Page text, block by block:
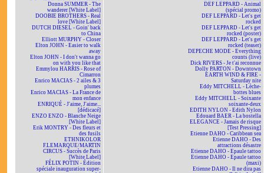
Donna SUMMER - The
wanderer [White Label]
DOOBIE BROTHERS - Real
love [White Label]
DUTCH DIESEL - Goin' back
to China
Elliott MURPHY - Closer
Elton JOHN - Easier to walk
away
Elton JOHN - I don't wanna go
on with you like that
Emmylou HARRIS - Rose of
Cimarron
Enrico MACIAS - 2 ailes & 3
plumes
Enrico MACIAS - La France de
mon enfance
ENRIQUÉ - J'aime, J'aime...
[dédicacé]
ENZO ENZO - Blanche Neige
[White Label]
Erik MONTRY - Des fleurs et
des fusils
ETHNIKOLOR
F.LEMARQUE/MARTIN
CIRCUS - Succès de Paris
[White Label]
FÉLIX POTIN - Édition
spéciale inauguration super-
DEF LEPPARD - Animal
(spécial promo)
DEF LEPPARD - Let's get
rocked
DEF LEPPARD - Let's get
rocked (poster)
DEF LEPPARD - Let's get
rocked (teaser)
DEPECHE MODE - Everything
counts (live)
Dick RIVERS - Je t'ai reconnue
Dolly PARTON - Downtown
EARTH WIND & FIRE -
Saturday nite
Eddy MITCHELL - Lèche-
bottes blues
Eddy MITCHELL - Soixante
soixante-deux
EDITH NYLON - Edith Nylon
Edouard BAER - La bostella
ELEGANCE - Jamais de risque
[Test Pressing]
Etienne DAHO - Caribbean sea
Etienne DAHO - Des
attractions désastre
Etienne DAHO - Epaule tattoo
Etienne DAHO - Epaule tattoo
(maxi)
Etienne DAHO - Il ne dira pas